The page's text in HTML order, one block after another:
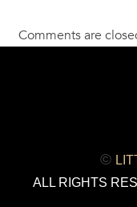
Comments are
©
ALL RIGHTS